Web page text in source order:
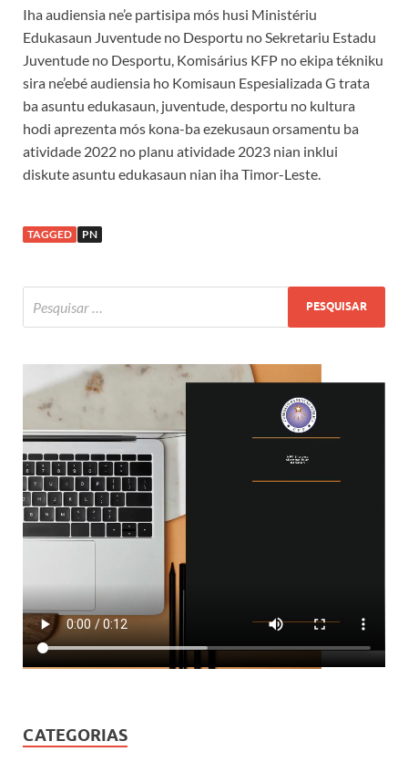
Iha audiensia ne’e partisipa mós husi Ministériu
Edukasaun Juventude no Desportu no Sekretariu Estadu
Juventude no Desportu, Komisárius KFP no ekipa tékniku
sira ne’ebé audiensia ho Komisaun Espesializada G trata
ba asuntu edukasaun, juventude, desportu no kultura
hodi aprezenta mós kona-ba ezekusaun orsamentu ba
atividade 2022 no planu atividade 2023 nian inklui
diskute asuntu edukasaun nian iha Timor-Leste.
TAGGED PN
CATEGORIAS